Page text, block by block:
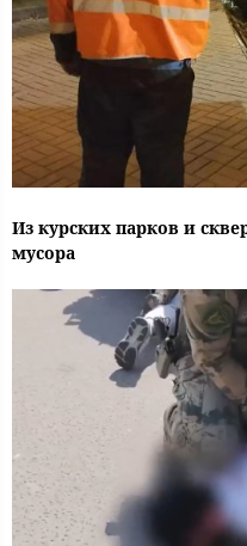
Из курских парков и
мусора